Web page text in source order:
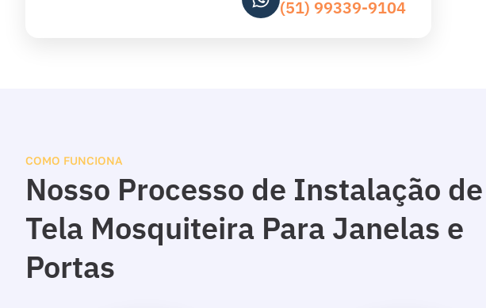
(51) 99339-9104
COMO FUNCIONA
Nosso Processo de Instalação de
Tela Mosquiteira Para Janelas e
Portas